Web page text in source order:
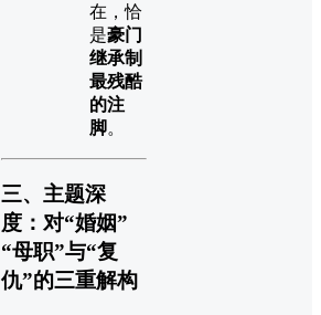
在，恰
是豪门
继承制
最残酷
的注
脚。
三、主题深
度：对“婚姻”
“母职”与“复
仇”的三重解构